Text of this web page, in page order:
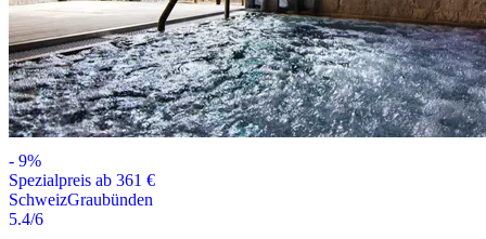
- 9%
Spezialpreis ab 361 €
SchweizGraubünden
5.4/6